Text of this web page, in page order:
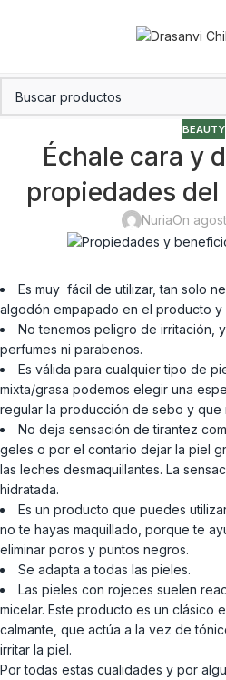
BEAUTY
Échale cara y
propiedades
NuriaOn
Es muy fácil de utilizar, tan solo
algodón empapado en el producto
No tenemos peligro de irritación,
perfumes ni parabenos.
Es válida para cualquier tipo de
mixta/grasa podemos elegir una
regular la producción de sebo y que
No deja sensación de tirantez
geles o por el contario dejar la piel
las leches desmaquillantes. La
hidratada.
Es un producto que puedes
no te hayas maquillado, porque te
eliminar poros y puntos negros.
Se adapta a todas las pieles.
Las pieles con rojeces suelen
micelar. Este producto es un clásico
calmante, que actúa a la vez de
irritar la piel.
Por todas estas cualidades y por